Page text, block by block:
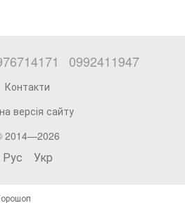
0992411947
Контакти
версія сайту
2014—2026
Рус Укр